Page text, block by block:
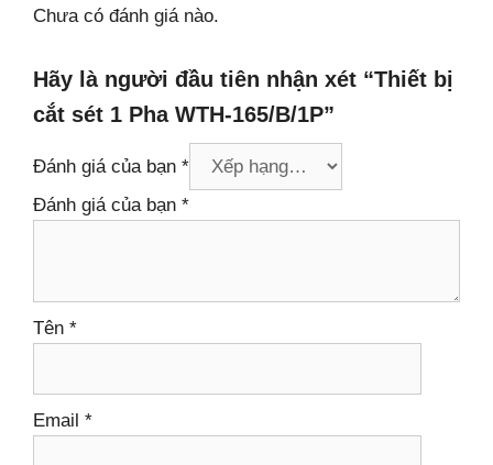
Chưa có đánh giá nào.
Hãy là người đầu tiên nhận xét “Thiết bị
cắt sét 1 Pha WTH-165/B/1P”
Đánh giá của bạn *
Đánh giá của bạn *
Tên *
Email *